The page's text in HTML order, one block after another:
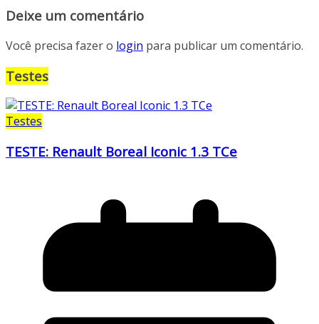
Deixe um comentário
Você precisa fazer o login para publicar um comentário.
Testes
Testes
TESTE: Renault Boreal Iconic 1.3 TCe